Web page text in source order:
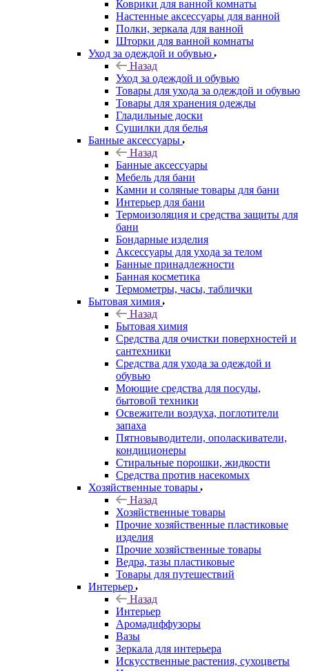
Коврики для ванной комнаты
Настенные аксессуары для ванной
Полки, зеркала для ванной
Шторки для ванной комнаты
Уход за одеждой и обувью
Назад
Уход за одеждой и обувью
Товары для ухода за одеждой и обувью
Товары для хранения одежды
Гладильные доски
Сушилки для белья
Банные аксессуары
Назад
Банные аксессуары
Мебель для бани
Камни и соляные товары для бани
Интерьер для бани
Термоизоляция и средства защиты для
бани
Бондарные изделия
Аксеcсуары для ухода за телом
Банные принадлежности
Банная косметика
Термометры, часы, таблички
Бытовая химия
Назад
Бытовая химия
Средства для очистки поверхностей и
сантехники
Средства для ухода за одеждой и
обувью
Моющие средства для посуды,
бытовой техники
Освежители воздуха, поглотители
запаха
Пятновыводители, ополаскиватели,
кондиционеры
Стиральные порошки, жидкости
Средства против насекомых
Хозяйственные товары
Назад
Хозяйственные товары
Прочие хозяйственные пластиковые
изделия
Прочие хозяйственные товары
Ведра, тазы пластиковые
Товары для путешествий
Интерьер
Назад
Интерьер
Аромадиффузоры
Вазы
Зеркала для интерьера
Искусственные растения, сухоцветы